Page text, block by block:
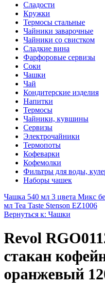
Сладости
Кружки
Термосы стальные
Чайники заварочные
Чайники со свистком
Сладкие вина
Фарфоровые сервизы
Соки
Чашки
Чай
Кондитерские изделия
Напитки
Термосы
Чайники, кувшины
Сервизы
Электрочайники
Термопоты
Кофеварки
Кофемолки
Фильтры для воды,
Наборы чашек
Чашка 540 мл 3 цвета Микс
мл Tea Taste Stenson EZ1006
Вернуться к: Чашки
Revol
стакан
оранжевый